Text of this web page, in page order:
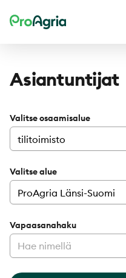
ProAgria
Asiantuntijat
Valitse osaamisalue
Valitse alue
Vapaasanahaku